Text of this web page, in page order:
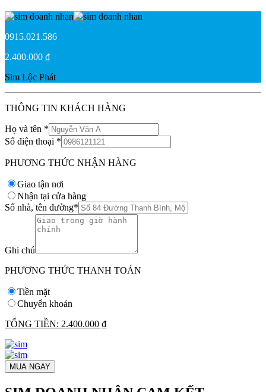
0915.021.586
2.400.000 ₫
Sim Lộc Phát
THÔNG TIN KHÁCH HÀNG
Họ và tên *
Số điện thoại *
PHƯƠNG THỨC NHẬN HÀNG
Giao tận nơi
Nhận tại cửa hàng
Số nhà, tên đường*
Ghi chú
PHƯƠNG THỨC THANH TOÁN
Tiền mặt
Chuyển khoản
TỔNG TIỀN: 2.400.000 ₫
MUA NGAY